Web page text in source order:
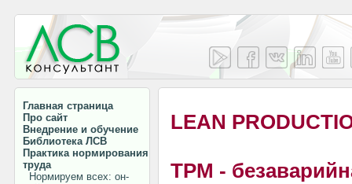
Главная страница
Про сайт
Внедрение и обучение
Библиотека ЛСВ
Практика нормирования
труда
Нормируем всех: он-
LEAN
ТРМ -